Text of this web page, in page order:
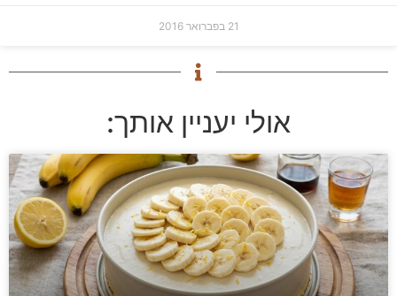
21 בפברואר 2016
אולי יעניין אותך: